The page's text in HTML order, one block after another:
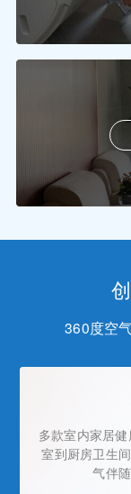
360度空
多款室内家居
室到厨房卫生
气伴